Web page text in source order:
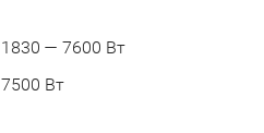
1830 — 7600 Вт
7500 Вт